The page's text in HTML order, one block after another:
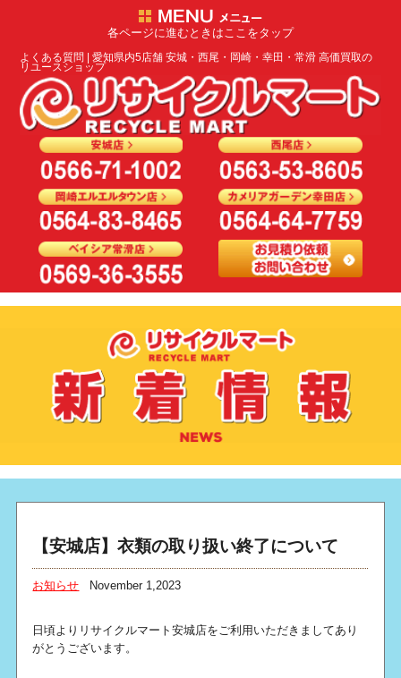
各ページに進むときはここをタップ
よくある質問 | 愛知県内5店舗 安城・西尾・岡崎・幸田・常滑 高価買取の
リユースショップ
【安城店】衣類の取り扱い終了について
お知らせ November 1,2023
日頃よりリサイクルマート安城店をご利用いただきましてあり
がとうございます。